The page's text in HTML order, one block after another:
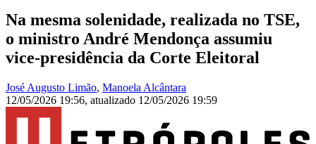
Na mesma solenidade, realizada no TSE,
o ministro André Mendonça assumiu
vice-presidência da Corte Eleitoral
José Augusto Limão, Manoela Alcântara
12/05/2026 19:56, atualizado 12/05/2026 19:59